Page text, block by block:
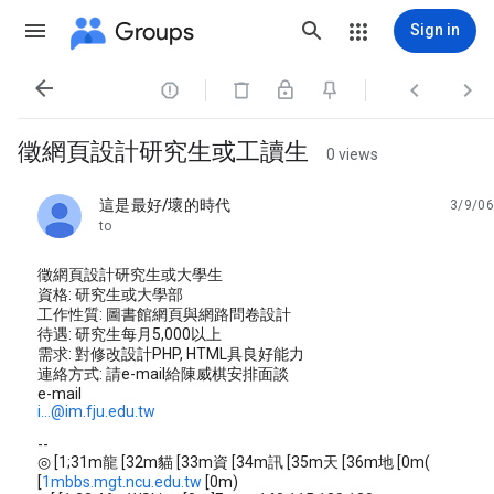
Groups Sign in
   
徵網頁設計研究生或工讀生 0 views
這是最好/壞的時代
unread,
3/9/06
to
徵網頁設計研究生或大學生
資格: 研究生或大學部
工作性質: 圖書館網頁與網路問卷設計
待遇: 研究生每月5,000以上
需求: 對修改設計PHP, HTML具良好能力
連絡方式: 請e-mail給陳威棋安排面談
e-mail
i...@im.fju.edu.tw
--
◎ [1;31m龍 [32m貓 [33m資 [34m訊 [35m天 [36m地 [0m(
[1mbbs.mgt.ncu.edu.tw [0m)